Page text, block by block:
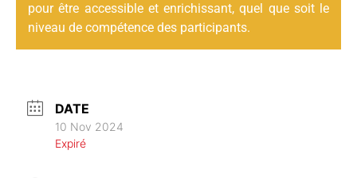
pour être accessible et enrichissant, quel que soit le
niveau de compétence des participants.
DATE
10 Nov 2024
Expiré